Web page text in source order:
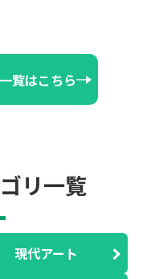
覧はこちら
リ一覧
現代アート